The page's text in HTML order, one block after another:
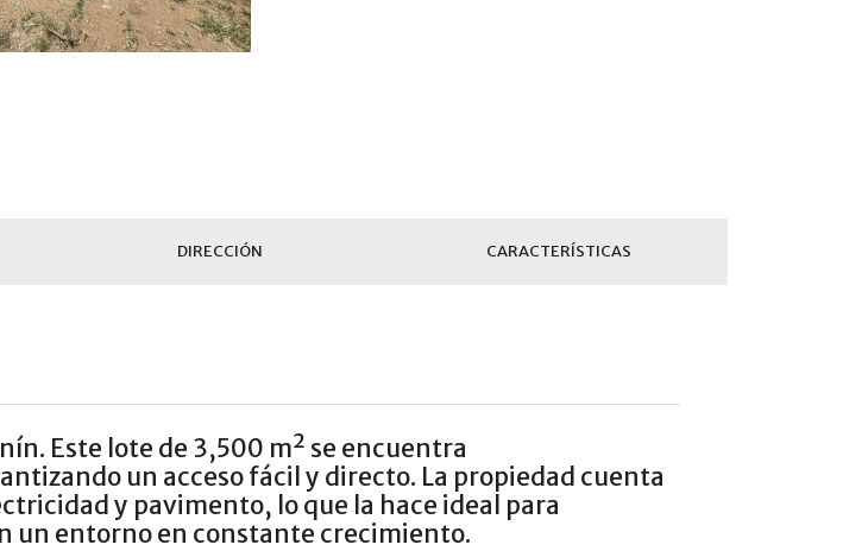
DIRECCIÓN CARACTERÍSTICAS
Este lote de 3,500 m² se encuentra
un acceso fácil y directo. La propiedad cuenta
y pavimento, lo que la hace ideal para
un entorno en constante crecimiento.